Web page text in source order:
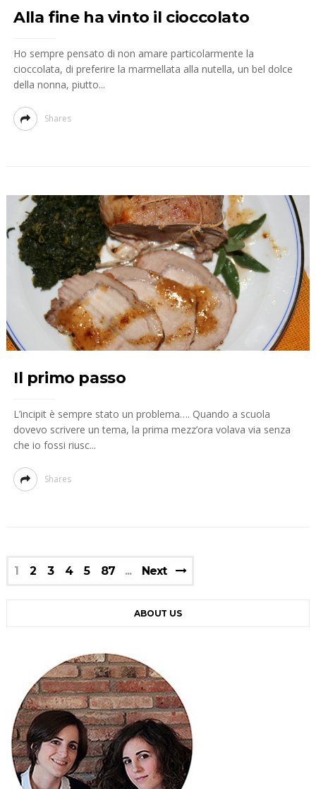
Alla fine ha vinto il cioccolato
Ho sempre pensato di non amare particolarmente la
cioccolata, di preferire la marmellata alla nutella, un bel dolce
della nonna, piutto...
Shares
Il primo passo
L’incipit è sempre stato un problema…. Quando a scuola
dovevo scrivere un tema, la prima mezz’ora volava via senza
che io fossi riusc...
Shares
1 2 3 4 5 87 Next
ABOUT US